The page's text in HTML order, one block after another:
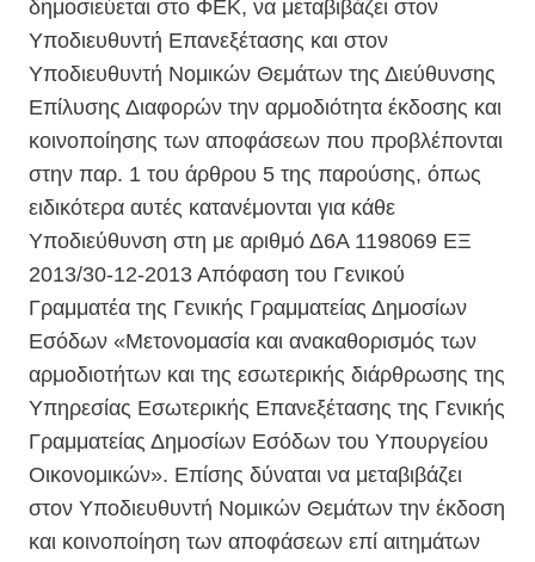
δημοσιεύεται στο ΦΕΚ, να μεταβιβάζει στον
Υποδιευθυντή Επανεξέτασης και στον
Υποδιευθυντή Νομικών Θεμάτων της Διεύθυνσης
Επίλυσης Διαφορών την αρμοδιότητα έκδοσης και
κοινοποίησης των αποφάσεων που προβλέπονται
στην παρ. 1 του άρθρου 5 της παρούσης, όπως
ειδικότερα αυτές κατανέμονται για κάθε
Υποδιεύθυνση στη με αριθμό Δ6Α 1198069 ΕΞ
2013/30-12-2013 Απόφαση του Γενικού
Γραμματέα της Γενικής Γραμματείας Δημοσίων
Εσόδων «Μετονομασία και ανακαθορισμός των
αρμοδιοτήτων και της εσωτερικής διάρθρωσης της
Υπηρεσίας Εσωτερικής Επανεξέτασης της Γενικής
Γραμματείας Δημοσίων Εσόδων του Υπουργείου
Οικονομικών». Επίσης δύναται να μεταβιβάζει
στον Υποδιευθυντή Νομικών Θεμάτων την έκδοση
και κοινοποίηση των αποφάσεων επί αιτημάτων